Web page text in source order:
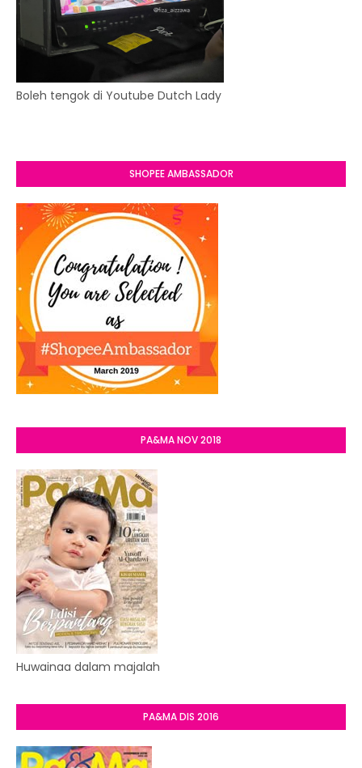
Boleh tengok di Youtube Dutch Lady
SHOPEE AMBASSADOR
PA&MA NOV 2018
Huwainaa dalam majalah
PA&MA DIS 2016